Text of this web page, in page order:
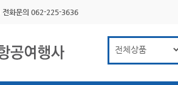
전화문의 062-225-3636